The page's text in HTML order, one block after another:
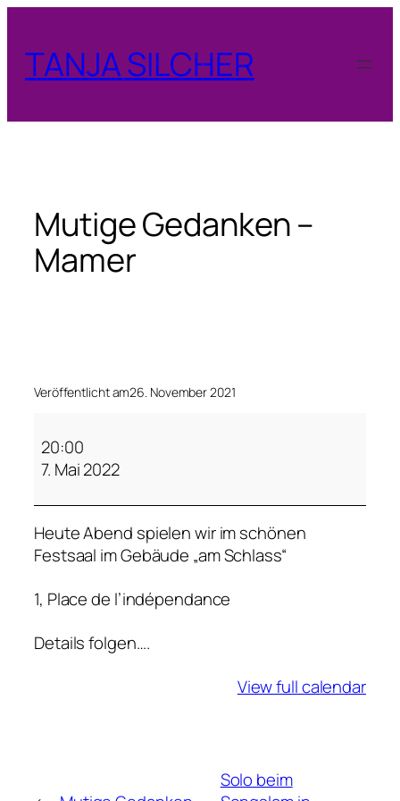
springen
TANJA SILCHER
Mutige Gedanken –
Mamer
Veröffentlicht am26. November 2021
u
g
e
G
d
n
20:00
7. Mai 2022
Heute Abend spielen wir im schönen
Festsaal im Gebäude „am Schlass“
1, Place de l’indépendance
Details folgen….
View full calendar
Solo beim